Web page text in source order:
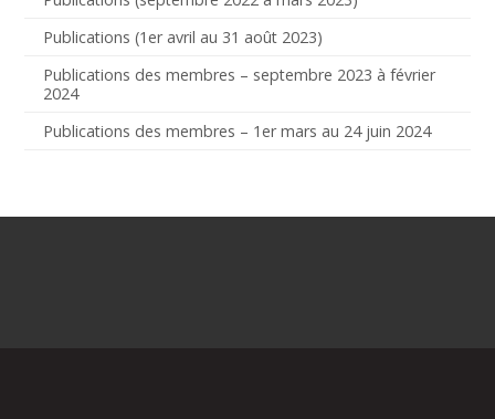
Publications (1er avril au 31 août 2023)
Publications des membres – septembre 2023 à février
2024
Publications des membres – 1er mars au 24 juin 2024